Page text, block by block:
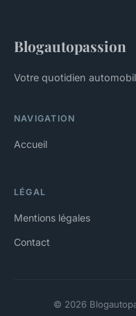
Blogautopassion
Votre quotidien
NAVIGATION
Accueil
LÉGAL
Mentions légales
Contact
© 2026